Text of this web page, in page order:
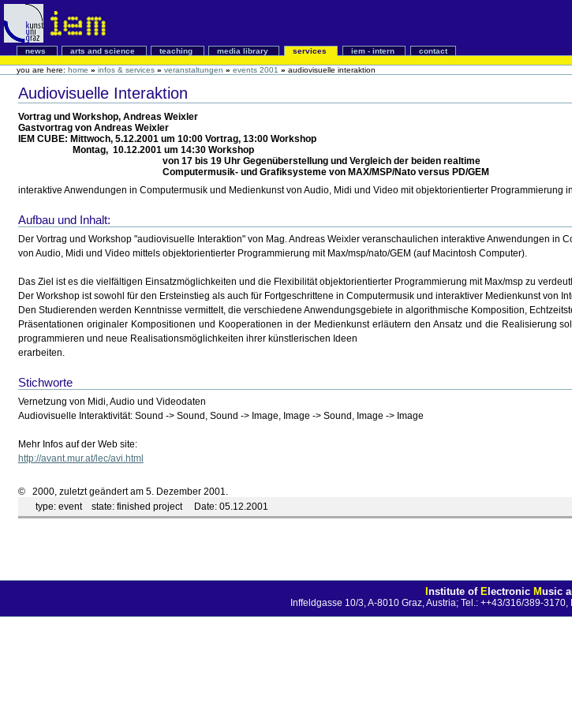
news arts and science teaching media library services iem - intern
contact
you are here: home » infos & services » veranstaltungen » events 2001 » audiovisuelle interaktion
Audiovisuelle Interaktion
Vortrag und Workshop, Andreas Weixler
Gastvortrag von Andreas Weixler
IEM CUBE: Mittwoch, 5.12.2001 um 10:00 Vortrag, 13:00 Workshop
Montag, 10.12.2001 um 14:30 Workshop
von 17 bis 19 Uhr Gegenüberstellung und Vergleich der beiden realtime
Computermusik- und Grafiksysteme von MAX/MSP/Nato versus PD/GEM
interaktive Anwendungen in Computermusik und Medienkunst von Audio, Midi und Video mit objektorientierter Programmierung
Aufbau und Inhalt:
Der Vortrag und Workshop "audiovisuelle Interaktion" von Mag. Andreas Weixler veranschaulichen interaktive Anwendungen in
von Audio, Midi und Video mittels objektorientierter Programmierung mit Max/msp/nato/GEM (auf Macintosh Computer).
Das Ziel ist es die vielfältigen Einsatzmöglichkeiten und die Flexibilität objektorientierter Programmierung mit Max/msp zu
Der Workshop ist sowohl für den Ersteinstieg als auch für Fortgeschrittene in Computermusik und interaktiver Medienkunst von
Den Studierenden werden Kenntnisse vermittelt, die verschiedene Anwendungsgebiete in algorithmische Komposition,
Präsentationen originaler Kompositionen und Kooperationen in der Medienkunst erläutern den Ansatz und die Realisierung
programmieren und neue Realisationsmöglichkeiten ihrer künstlerischen Ideen
erarbeiten.
Stichworte
Vernetzung von Midi, Audio und Videodaten
Audiovisuelle Interaktivität: Sound -> Sound, Sound -> Image, Image -> Sound, Image -> Image
Mehr Infos auf der Web site:
http://avant.mur.at/lec/avi.html
© 2000, zuletzt geändert am 5. Dezember 2001.
type: eventstate: finished project Date:05.12.2001
Institute of Electronic Music
Inffeldgasse 10/3, A-8010 Graz, Austria; Tel.: ++43/316/389-